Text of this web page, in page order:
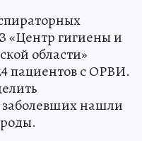
«Центр гигиены и
области»
пациентов с ОРВИ.
заболевших нашли